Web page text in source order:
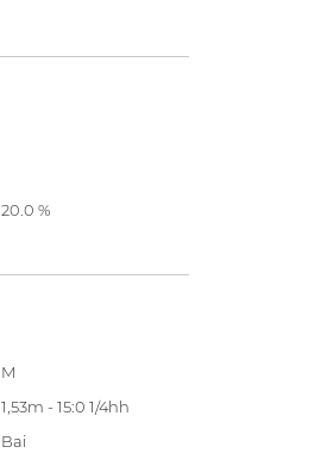
20.0 %
M
1,53m - 15:0 1/4hh
Bai